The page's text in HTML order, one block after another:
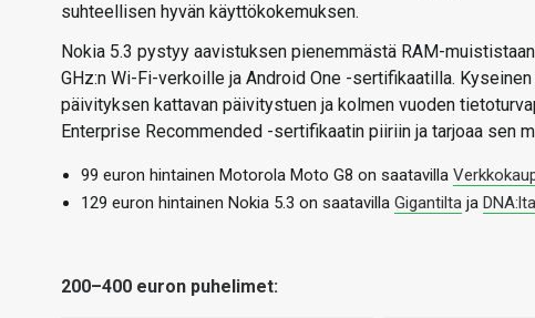
suhteellisen hyvän käyttökokemuksen.
Nokia 5.3 pystyy aavistuksen pienemmästä RAM-
GHz:n Wi-Fi-verkoille ja Android One -sertifikaatilla.
päivityksen kattavan päivitystuen ja kolmen vuoden
Enterprise Recommended -sertifikaatin piiriin ja tarjoaa sen
99 euron hintainen Motorola Moto G8 on saatavilla
129 euron hintainen Nokia 5.3 on saatavilla Gigantilta ja DNA:lta
200–400 euron puhelimet: